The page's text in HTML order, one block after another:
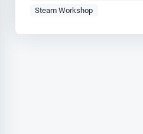
Steam Workshop